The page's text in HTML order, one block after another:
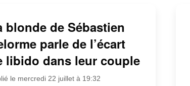
blonde de Sébastien
parle de l’écart
libido dans leur couple
le mercredi 22 juillet à 19:32